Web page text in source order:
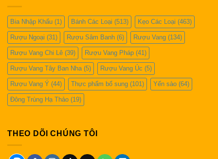
Bia Nhập Khẩu (1) Bánh Các Loại (513) Kẹo Các Loại (463)
Rượu Ngoại (31) Rượu Sâm Banh (6) Rượu Vang (134)
Rượu Vang Chi Lê (39) Rượu Vang Pháp (41)
Rượu Vang Tây Ban Nha (5) Rượu Vang Úc (5)
Rượu Vang Ý (44) Thực phẩm bổ sung (101) Yến sào (64)
Đông Trùng Hạ Thảo (19)
THEO DÕI CHÚNG TÔI